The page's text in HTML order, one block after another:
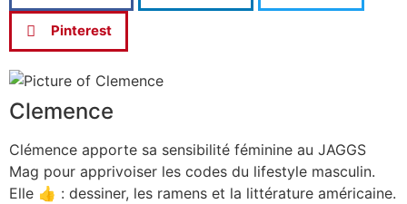
Pinterest
Clemence
Clémence apporte sa sensibilité féminine au JAGGS
Mag pour apprivoiser les codes du lifestyle masculin.
Elle 👍 : dessiner, les ramens et la littérature américaine.